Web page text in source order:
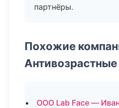
партнёры.
Похожие
ООО Lab Face —